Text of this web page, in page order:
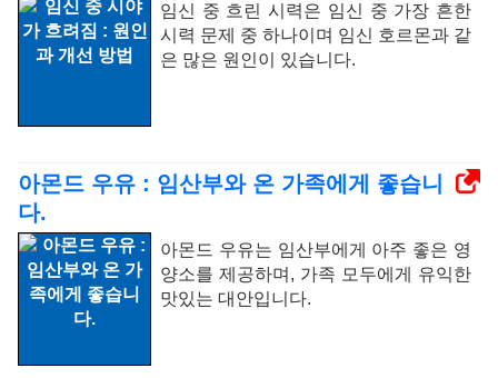
임신 중 흐린 시력은 임신 중 가장 흔한
시력 문제 중 하나이며 임신 호르몬과 같
은 많은 원인이 있습니다.
아몬드 우유 : 임산부와 온 가족에게 좋습니
다.
아몬드 우유는 임산부에게 아주 좋은 영
양소를 제공하며, 가족 모두에게 유익한
맛있는 대안입니다.